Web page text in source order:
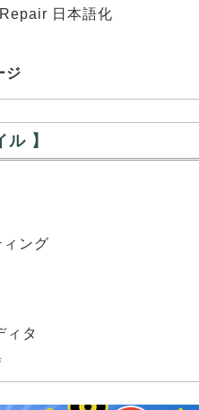
日本語化
ジ
】
ング
ィタ